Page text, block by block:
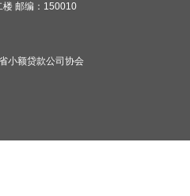
楼 邮编：150010
小额贷款公司协会